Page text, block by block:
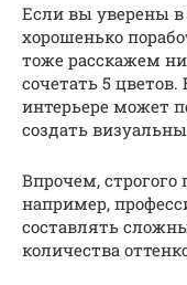
Если вы уверены в
хорошенько
тоже расскажем
сочетать 5
интерьере может
создать
Впрочем, строгого
например,
составлять
количества